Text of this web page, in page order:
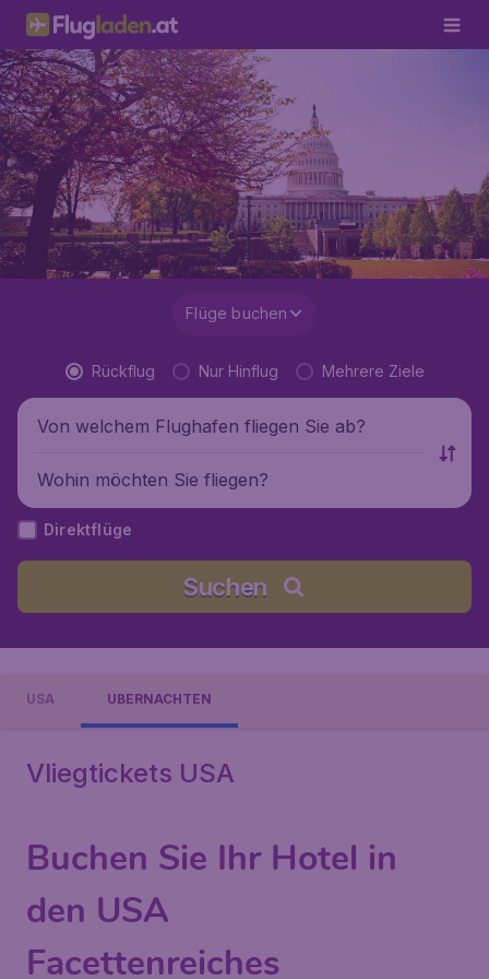
Flüge buchen
Rückflug Nur Hinflug Mehrere Ziele
Von welchem Flughafen fliegen Sie ab?
Wohin möchten Sie fliegen?
Direktflüge
Suchen
USA ÜBERNACHTEN
Vliegtickets USA
Buchen Sie Ihr Hotel in
den USA
Facettenreiches